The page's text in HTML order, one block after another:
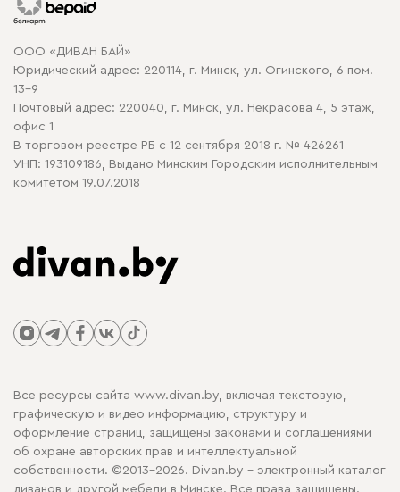
Карта сайта
Политика конфиденциальности
Политика в отношении обработки cookie
ООО «ДИВАН БАЙ»
Юридический адрес: 220114, г. Минск, ул. Огинского, 6 пом.
13-9
Почтовый адрес: 220040, г. Минск, ул. Некрасова 4, 5 этаж,
офис 1
В торговом реестре РБ с 12 сентября 2018 г. № 426261
УНП: 193109186, Выдано Минским Городским исполнительным
комитетом 19.07.2018
Все ресурсы сайта www.divan.by, включая текстовую,
графическую и видео информацию, структуру и
оформление страниц, защищены законами и соглашениями
об охране авторских прав и интеллектуальной
собственности. ©2013-2026. Divan.by - электронный каталог